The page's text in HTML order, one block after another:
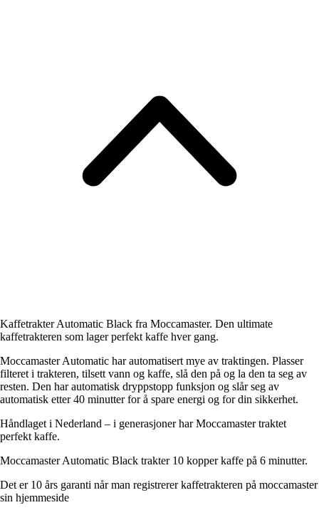
Kaffetrakter Automatic Black fra Moccamaster. Den ultimate
kaffetrakteren som lager perfekt kaffe hver gang.
Moccamaster Automatic har automatisert mye av traktingen. Plasser
filteret i trakteren, tilsett vann og kaffe, slå den på og la den ta seg av
resten. Den har automatisk dryppstopp funksjon og slår seg av
automatisk etter 40 minutter for å spare energi og for din sikkerhet.
Håndlaget i Nederland – i generasjoner har Moccamaster traktet
perfekt kaffe.
Moccamaster Automatic Black trakter 10 kopper kaffe på 6 minutter.
Det er 10 års garanti når man registrerer kaffetrakteren på moccamaster
sin hjemmeside